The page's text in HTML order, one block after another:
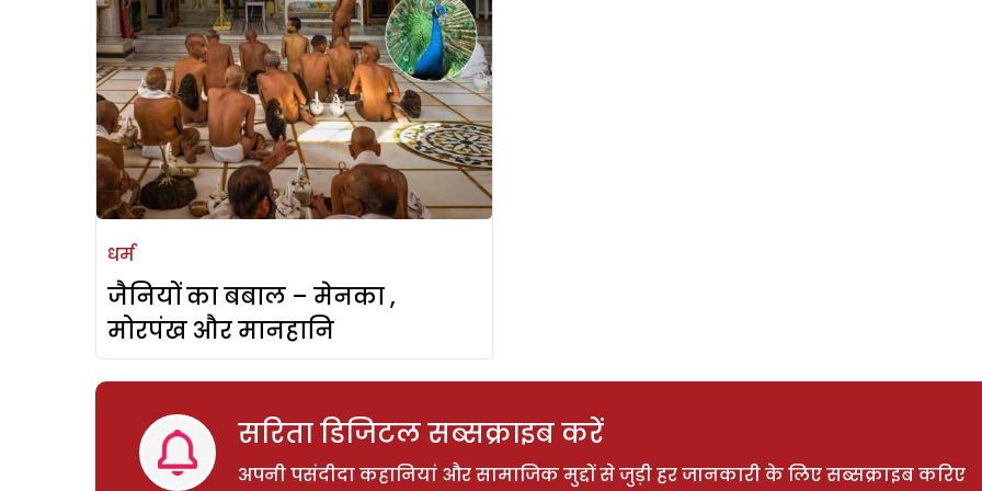
धर्म
जैनियों का बबाल – मेनका ,
मोरपंख और मानहानि
सरिता डिजिटल सब्सक्राइब करें
अपनी पसंदीदा कहानियां और सामाजिक मुद्दों से जुड़ी हर जानकारी के लिए सब्सक्राइब करिए